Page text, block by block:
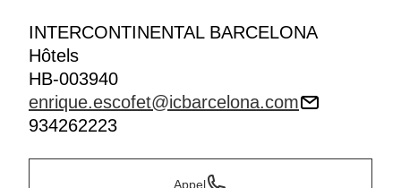
INTERCONTINENTAL BARCELONA
Hôtels
HB-003940
enrique.escofet@icbarcelona.com
934262223
Appel